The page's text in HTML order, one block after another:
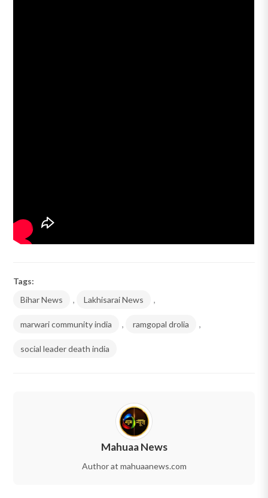
Tags:
Bihar News
, Lakhisarai News ,
marwari community india , ramgopal drolia ,
social leader death india
Mahuaa News
Author at mahuaanews.com